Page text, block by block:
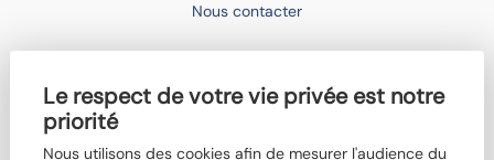
Le respect de votre vie privée est notre
priorité
Nous utilisons des cookies afin de mesurer l'audience du
Nous contacter
Devenir mandataire